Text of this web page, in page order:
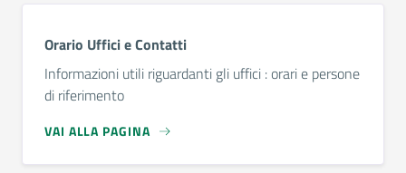
Orario Uffici e Contatti
Informazioni utili riguardanti gli uffici : orari e persone
di riferimento
VAI ALLA PAGINA